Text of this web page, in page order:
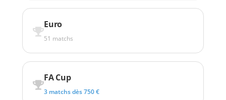
Euro
51 matchs
FA Cup
3 matchs dès 750 €